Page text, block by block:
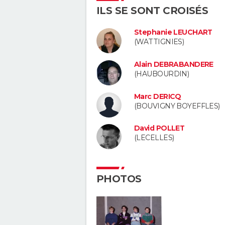
ILS SE SONT CROISÉS
Stephanie LEUCHART
(WATTIGNIES)
Alain DEBRABANDERE
(HAUBOURDIN)
Marc DERICQ
(BOUVIGNY BOYEFFLES)
David POLLET
(LECELLES)
PHOTOS